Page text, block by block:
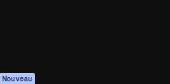
Nouveau